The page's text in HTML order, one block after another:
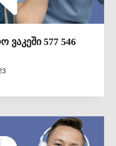
ვაკეში 577 546